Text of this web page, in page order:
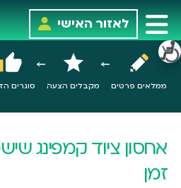
לאזור האישי
ממלאים פרטים מקבלים הצעה סוגרים
אחסון ציוד קמפינג
זמן